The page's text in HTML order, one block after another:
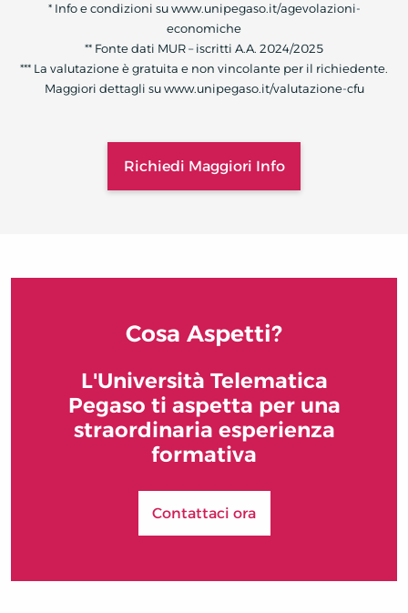
* Info e condizioni su www.unipegaso.it/agevolazioni-
economiche
** Fonte dati MUR – iscritti A.A. 2024/2025
*** La valutazione è gratuita e non vincolante per il richiedente.
Maggiori dettagli su www.unipegaso.it/valutazione-cfu
Richiedi Maggiori Info
Cosa Aspetti?
L'Università Telematica
Pegaso ti aspetta per una
straordinaria esperienza
formativa
Contattaci ora